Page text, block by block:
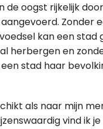
de oogst rijkelijk
Zonder
kan een stad
herbergen en
stad haar
als naar mijn
vind ik